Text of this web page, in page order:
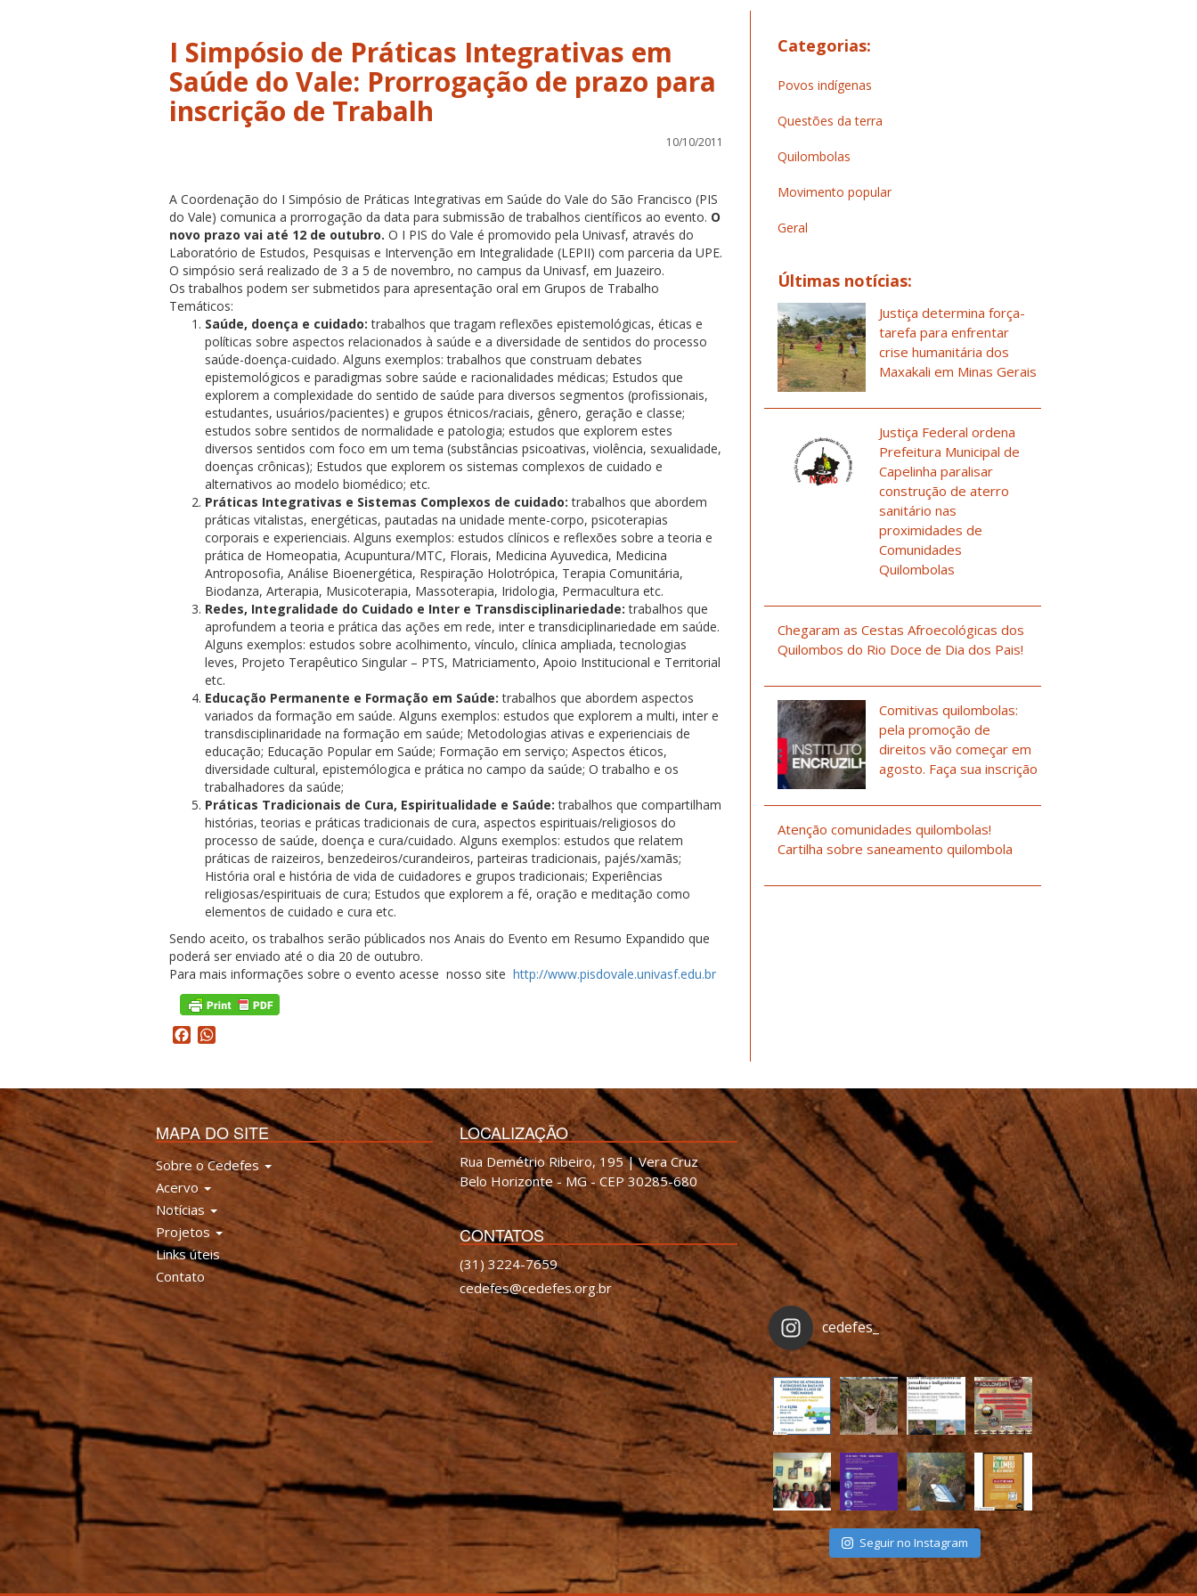
I Simpósio de Práticas Integrativas em
Saúde do Vale: Prorrogação de prazo para
inscrição de Trabalh
10/10/2011
A Coordenação do I Simpósio de Práticas Integrativas em Saúde do Vale do São Francisco (PIS
do Vale) comunica a prorrogação da data para submissão de trabalhos científicos ao evento. O
novo prazo vai até 12 de outubro. O I PIS do Vale é promovido pela Univasf, através do
Laboratório de Estudos, Pesquisas e Intervenção em Integralidade (LEPII) com parceria da UPE.
O simpósio será realizado de 3 a 5 de novembro, no campus da Univasf, em Juazeiro.
Os trabalhos podem ser submetidos para apresentação oral em Grupos de Trabalho
Temáticos:
Saúde, doença e cuidado: trabalhos que tragam reflexões epistemológicas, éticas e
políticas sobre aspectos relacionados à saúde e a diversidade de sentidos do processo
saúde-doença-cuidado. Alguns exemplos: trabalhos que construam debates
epistemológicos e paradigmas sobre saúde e racionalidades médicas; Estudos que
explorem a complexidade do sentido de saúde para diversos segmentos (profissionais,
estudantes, usuários/pacientes) e grupos étnicos/raciais, gênero, geração e classe;
estudos sobre sentidos de normalidade e patologia; estudos que explorem estes
diversos sentidos com foco em um tema (substâncias psicoativas, violência, sexualidade,
doenças crônicas); Estudos que explorem os sistemas complexos de cuidado e
alternativos ao modelo biomédico; etc.
Práticas Integrativas e Sistemas Complexos de cuidado: trabalhos que abordem
práticas vitalistas, energéticas, pautadas na unidade mente-corpo, psicoterapias
corporais e experienciais. Alguns exemplos: estudos clínicos e reflexões sobre a teoria e
prática de Homeopatia, Acupuntura/MTC, Florais, Medicina Ayuvedica, Medicina
Antroposofia, Análise Bioenergética, Respiração Holotrópica, Terapia Comunitária,
Biodanza, Arterapia, Musicoterapia, Massoterapia, Iridologia, Permacultura etc.
Redes, Integralidade do Cuidado e Inter e Transdisciplinariedade: trabalhos que
aprofundem a teoria e prática das ações em rede, inter e transdiciplinariedade em saúde.
Alguns exemplos: estudos sobre acolhimento, vínculo, clínica ampliada, tecnologias
leves, Projeto Terapêutico Singular – PTS, Matriciamento, Apoio Institucional e Territorial
etc.
Educação Permanente e Formação em Saúde: trabalhos que abordem aspectos
variados da formação em saúde. Alguns exemplos: estudos que explorem a multi, inter e
transdisciplinaridade na formação em saúde; Metodologias ativas e experienciais de
educação; Educação Popular em Saúde; Formação em serviço; Aspectos éticos,
diversidade cultural, epistemólogica e prática no campo da saúde; O trabalho e os
trabalhadores da saúde;
Práticas Tradicionais de Cura, Espiritualidade e Saúde: trabalhos que compartilham
histórias, teorias e práticas tradicionais de cura, aspectos espirituais/religiosos do
processo de saúde, doença e cura/cuidado. Alguns exemplos: estudos que relatem
práticas de raizeiros, benzedeiros/curandeiros, parteiras tradicionais, pajés/xamãs;
História oral e história de vida de cuidadores e grupos tradicionais; Experiências
religiosas/espirituais de cura; Estudos que explorem a fé, oração e meditação como
elementos de cuidado e cura etc.
Sendo aceito, os trabalhos serão públicados nos Anais do Evento em Resumo Expandido que
poderá ser enviado até o dia 20 de outubro.
Para mais informações sobre o evento acesse nosso site http://www.pisdovale.univasf.edu.br
Facebook
Categorias:
Povos indígenas
Questões da terra
Quilombolas
Movimento popular
Geral
Últimas notícias:
Justiça determina força-
tarefa para enfrentar
crise humanitária dos
Maxakali em Minas Gerais
Justiça Federal ordena
Prefeitura Municipal de
Capelinha paralisar
construção de aterro
sanitário nas
proximidades de
Comunidades
Quilombolas
Chegaram as Cestas Afroecológicas dos
Quilombos do Rio Doce de Dia dos Pais!
Comitivas quilombolas:
pela promoção de
direitos vão começar em
agosto. Faça sua inscrição
Atenção comunidades quilombolas!
Cartilha sobre saneamento quilombola
MAPA DO SITE
Sobre o Cedefes
Acervo
Notícias
Projetos
Links úteis
Contato
LOCALIZAÇÃO
Rua Demétrio Ribeiro, 195 | Vera Cruz
Belo Horizonte - MG - CEP 30285-680
CONTATOS
(31) 3224-7659
cedefes@cedefes.org.br
cedefes_
Seguir no Instagram